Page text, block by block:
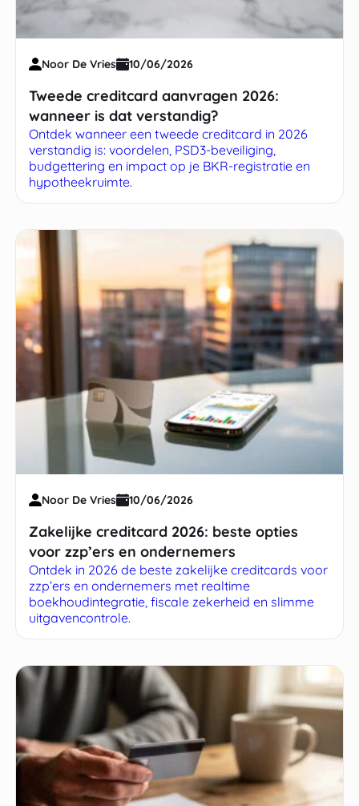
Noor De Vries 10/06/2026
Tweede creditcard aanvragen 2026:
wanneer is dat verstandig?
Ontdek wanneer een tweede creditcard in 2026
verstandig is: voordelen, PSD3-beveiliging,
budgettering en impact op je BKR-registratie en
hypotheekruimte.
Noor De Vries 10/06/2026
Zakelijke creditcard 2026: beste opties
voor zzp’ers en ondernemers
Ontdek in 2026 de beste zakelijke creditcards voor
zzp’ers en ondernemers met realtime
boekhoudintegratie, fiscale zekerheid en slimme
uitgavencontrole.